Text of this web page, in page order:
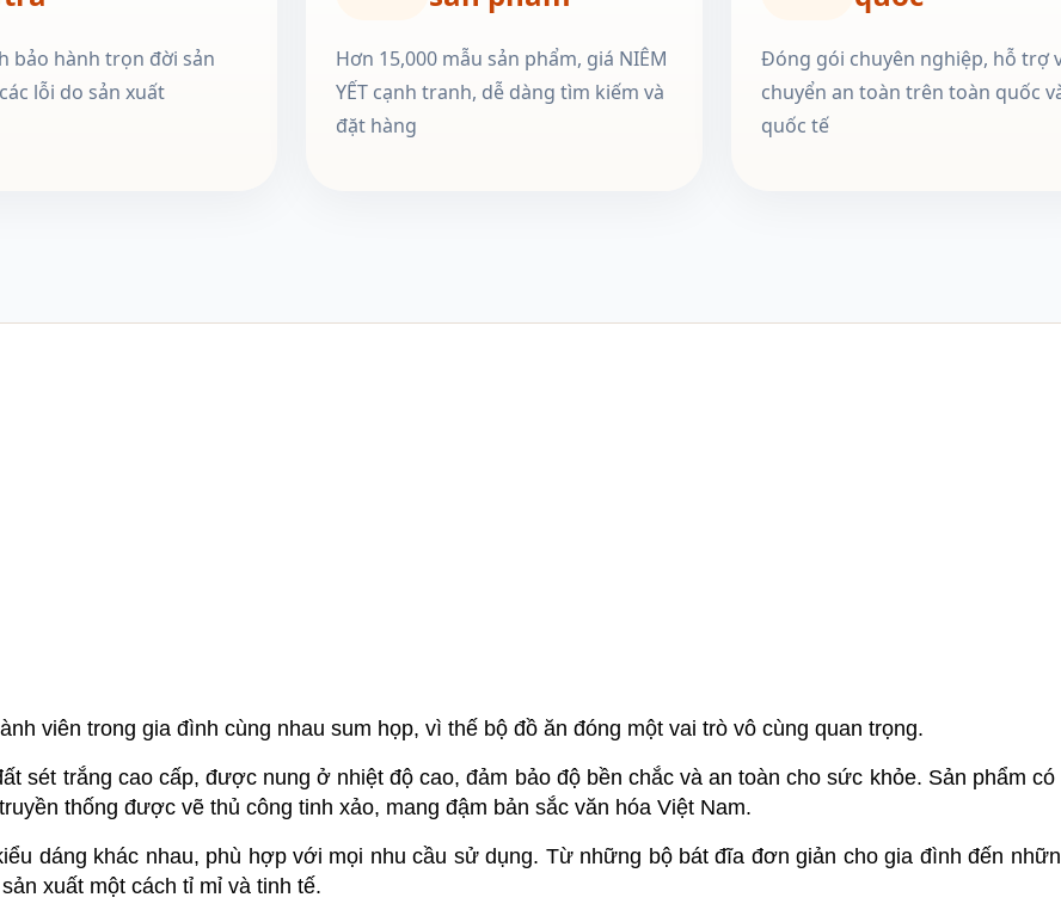
bảo hành trọn đời sản
lỗi do sản xuất
Hơn 15,000 mẫu sản phẩm, giá NIÊM
YẾT cạnh tranh, dễ dàng tìm kiếm và
đặt hàng
Đóng gói chuyên nghiệp, hỗ trợ
chuyển an toàn trên toàn quốc
quốc tế
viên trong gia đình cùng nhau sum họp, vì thế bộ đồ ăn đóng một vai trò vô cùng quan trọng.
sét trắng cao cấp, được nung ở nhiệt độ cao, đảm bảo độ bền chắc và an toàn cho sức khỏe. Sản phẩm có
thống được vẽ thủ công tinh xảo, mang đậm bản sắc văn hóa Việt Nam.
dáng khác nhau, phù hợp với mọi nhu cầu sử dụng. Từ những bộ bát đĩa đơn giản cho gia đình đến
xuất một cách tỉ mỉ và tinh tế.